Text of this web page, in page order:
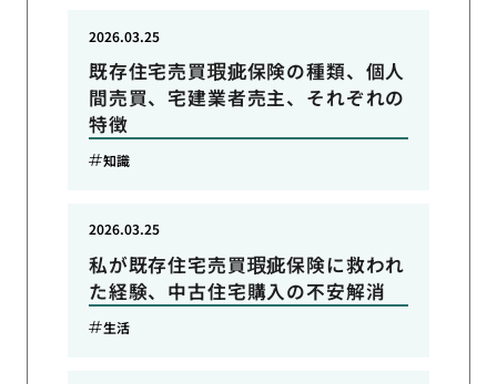
既存住宅売買瑕疵保険の種類、個人
間売買、宅建業者売主、それぞれの
特徴
2026.03.25
知識
私が既存住宅売買瑕疵保険に救われ
た経験、中古住宅購入の不安解消
2026.03.25
生活